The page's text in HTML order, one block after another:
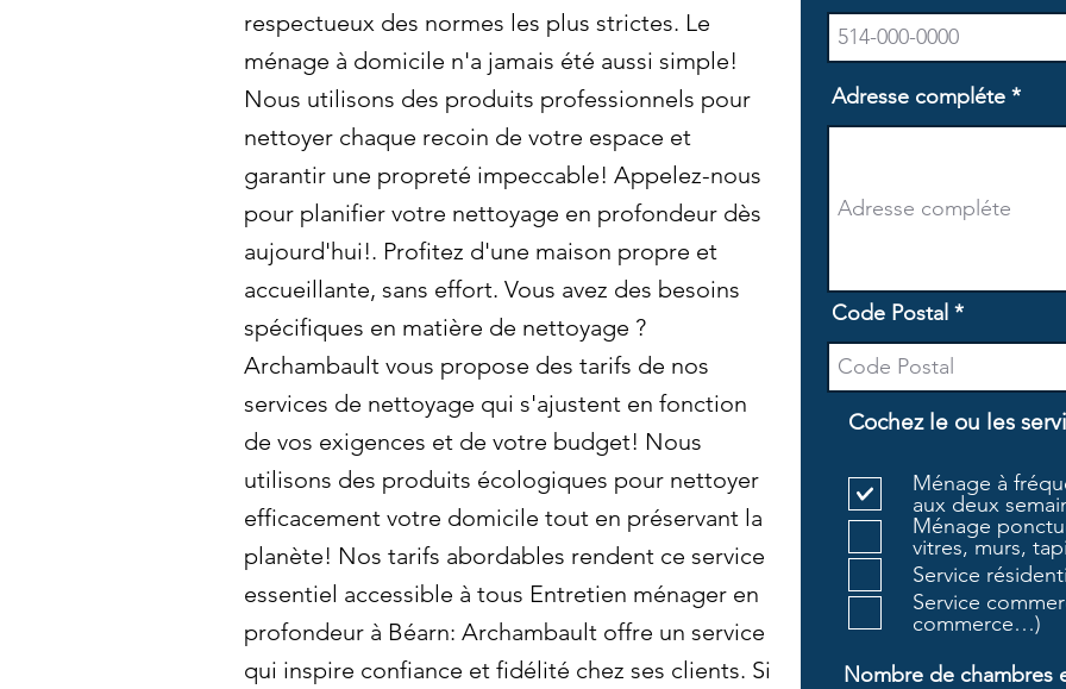
respectueux des normes les plus strictes. Le
ménage à domicile n'a jamais été aussi simple!
Nous utilisons des produits professionnels pour
nettoyer chaque recoin de votre espace et
garantir une propreté impeccable! Appelez-nous
pour planifier votre nettoyage en profondeur dès
aujourd'hui!. Profitez d'une maison propre et
accueillante, sans effort. Vous avez des besoins
spécifiques en matière de nettoyage ?
Archambault vous propose des tarifs de nos
services de nettoyage qui s'ajustent en fonction
de vos exigences et de votre budget! Nous
utilisons des produits écologiques pour nettoyer
efficacement votre domicile tout en préservant la
planète! Nos tarifs abordables rendent ce service
essentiel accessible à tous Entretien ménager en
profondeur à Béarn: Archambault offre un service
qui inspire confiance et fidélité chez ses clients. Si
Adresse compléte
Code Postal
Cochez le ou les
Ménage à
aux deux
Ménage
vitres, murs,
Service
Service
commerce…)
Nombre de chambres